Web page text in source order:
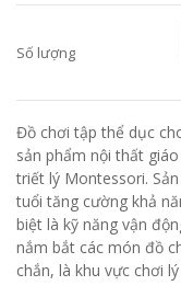
Số lượng
Đồ chơi tập thể dục
sản phẩm nội thất
triết lý Montessori.
tuổi tăng cường khả
biệt là kỹ năng vận
nắm bắt các món đồ
chắn, là khu vực chơi